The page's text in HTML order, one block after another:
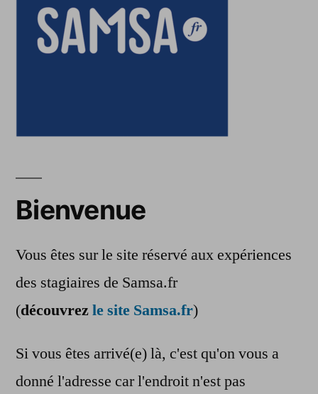
Bienvenue
Vous êtes sur le site réservé aux expériences
des stagiaires de Samsa.fr
(découvrezle site Samsa.fr)
Si vous êtes arrivé(e) là, c'est qu'on vous a
donné l'adresse car l'endroit n'est pas